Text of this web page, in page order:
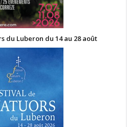
du Luberon du 14 au 28 août